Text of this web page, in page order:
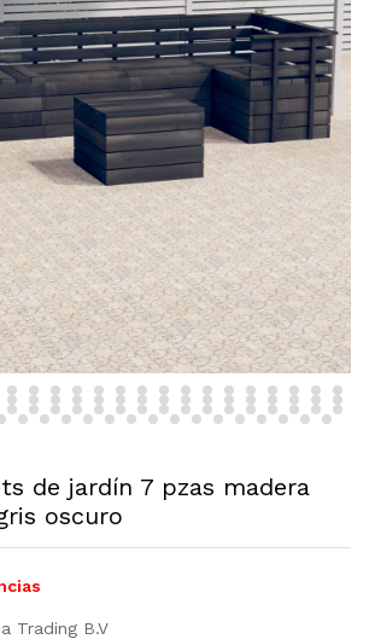
de jardín 7 pzas madera
oscuro
Trading B.V